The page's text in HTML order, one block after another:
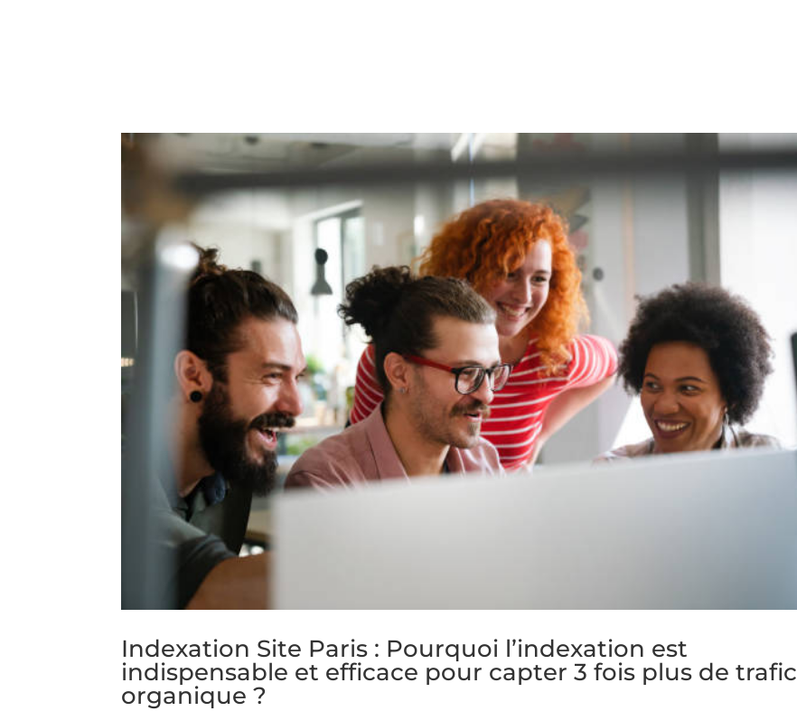
Indexation Site Paris : Pourquoi l’indexation est
indispensable et efficace pour capter 3 fois plus de trafic
organique ?